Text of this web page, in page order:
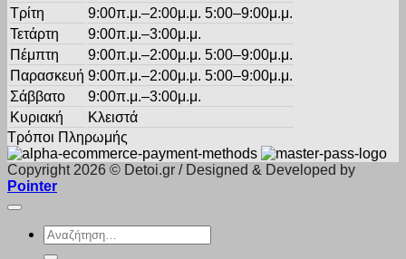
Τρίτη
9:00π.μ.–2:00μ.μ. 5:00–9:00μ.μ.
Τετάρτη
9:00π.μ.–3:00μ.μ.
Πέμπτη
9:00π.μ.–2:00μ.μ. 5:00–9:00μ.μ.
Παρασκευή 9:00π.μ.–2:00μ.μ. 5:00–9:00μ.μ.
Σάββατο
9:00π.μ.–3:00μ.μ.
Κυριακή
Κλειστά
Τρόποι Πληρωμής
Copyright 2026 © Detoi.gr / Designed & Developed by
Pointer
Αναζήτηση
για: